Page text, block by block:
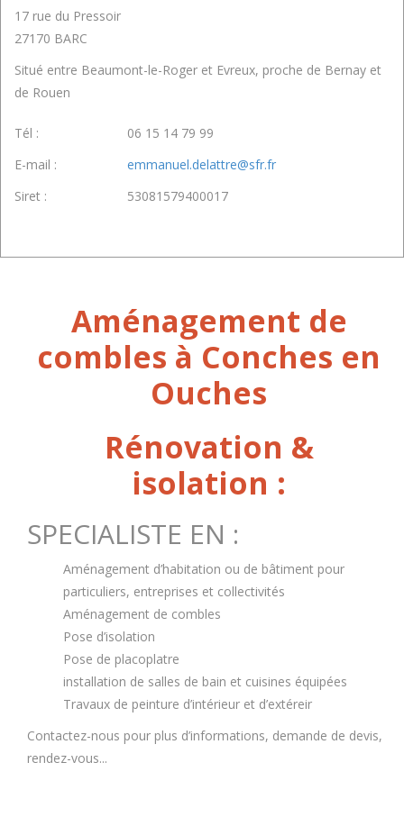
17 rue du Pressoir
27170 BARC
Situé entre Beaumont-le-Roger et Evreux, proche de Bernay et
de Rouen
Tél :
06 15 14 79 99
E-mail :
emmanuel.delattre@sfr.fr
Siret :
53081579400017
Aménagement de
combles à Conches en
Ouches
Rénovation &
isolation :
SPECIALISTE EN :
Aménagement d’habitation ou de bâtiment pour
particuliers, entreprises et collectivités
Aménagement de combles
Pose d’isolation
Pose de placoplatre
installation de salles de bain et cuisines équipées
Travaux de peinture d’intérieur et d’extéreir
Contactez-nous pour plus d’informations, demande de devis,
rendez-vous...